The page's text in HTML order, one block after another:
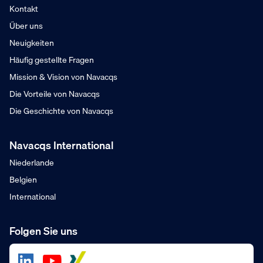
Kontakt
Über uns
Neuigkeiten
Häufig gestellte Fragen
Mission & Vision von Navacqs
Die Vorteile von Navacqs
Die Geschichte von Navacqs
Navacqs International
Niederlande
Belgien
International
Folgen Sie uns